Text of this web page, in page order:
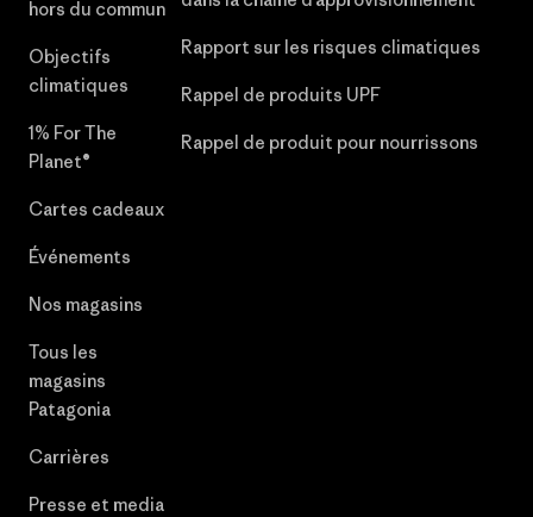
hors du commun
Objectifs
climatiques
1% For The
Planet®
Cartes cadeaux
Événements
Nos magasins
Tous les
magasins
Patagonia
Carrières
Presse et media
Rapport sur les risques climatiques
Rappel de produits UPF
Rappel de produit pour nourrissons